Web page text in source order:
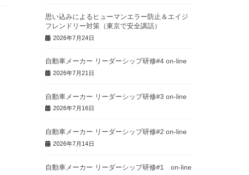
思い込みによるヒューマンエラー防止＆エイジ
フレンドリー対策（東京で安全講話）
2026年7月24日
自動車メーカー リーダーシップ研修#4 on-line
2026年7月21日
自動車メーカー リーダーシップ研修#3 on-line
2026年7月16日
自動車メーカー リーダーシップ研修#2 on-line
2026年7月14日
自動車メーカー リーダーシップ研修#1 on-line